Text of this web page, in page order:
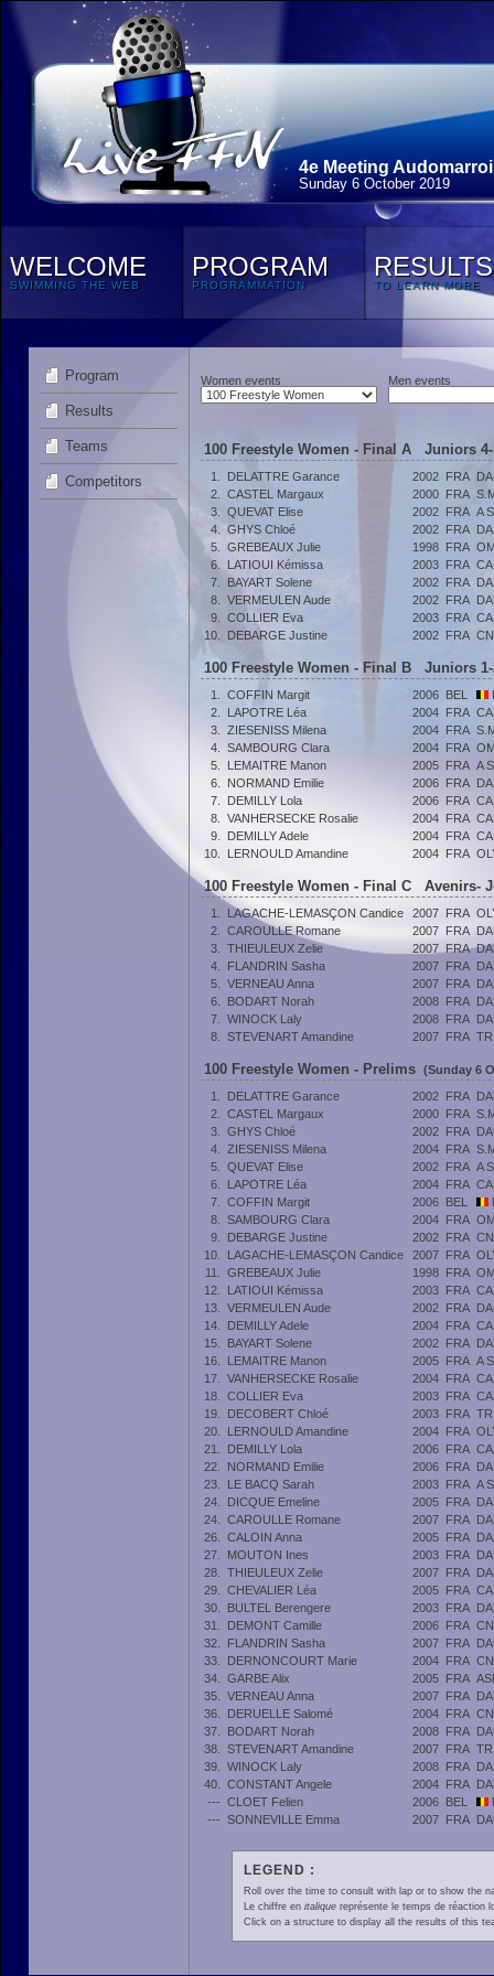
4e Meeting
Sunday 6 October 2019
WELCOME
SWIMMING THE WEB
PROGRAM
PROGRAMMATION
RESULTS
TO LEARN MORE
Program
Results
Teams
Competitors
Women events Men events
100 Freestyle Women - Final A Juniors
1. DELATTRE Garance 2002 FRA
2.
CASTEL Margaux 2000 FRA
3.
QUEVAT Elise 2002 FRA A
4.
GHYS Chloé 2002 FRA
5.
GREBEAUX Julie 1998 FRA
6.
LATIOUI Kémissa 2003 FRA
7.
BAYART Solene 2002 FRA
8.
VERMEULEN Aude 2002 FRA
9.
COLLIER Eva 2003 FRA
10.
DEBARGE Justine 2002 FRA
100 Freestyle Women - Final B Juniors
1. COFFIN Margit 2006 BEL
2.
LAPOTRE Léa 2004 FRA
3.
ZIESENISS Milena 2004 FRA
4.
SAMBOURG Clara 2004 FRA
5.
LEMAITRE Manon 2005 FRA A
6.
NORMAND Emilie 2006 FRA
7.
DEMILLY Lola 2006 FRA
8.
VANHERSECKE Rosalie 2004 FRA
9.
DEMILLY Adele 2004 FRA
10.
LERNOULD Amandine 2004 FRA
100 Freestyle Women - Final C Avenirs-
1. LAGACHE-LEMASÇON Candice 2007 FRA
2.
CAROULLE Romane 2007 FRA
3.
THIEULEUX Zelie 2007 FRA
4.
FLANDRIN Sasha 2007 FRA
5.
VERNEAU Anna 2007 FRA
6.
BODART Norah 2008 FRA
7.
WINOCK Laly 2008 FRA
8.
STEVENART Amandine 2007 FRA
100 Freestyle Women - Prelims (Sunday 6
1.
DELATTRE Garance 2002 FRA
2.
CASTEL Margaux 2000 FRA
3.
GHYS Chloé 2002 FRA
4.
ZIESENISS Milena 2004 FRA
5.
QUEVAT Elise 2002 FRA A
6.
LAPOTRE Léa 2004 FRA
7.
COFFIN Margit 2006 BEL
8.
SAMBOURG Clara 2004 FRA
9.
DEBARGE Justine 2002 FRA
10.
LAGACHE-LEMASÇON Candice 2007 FRA
11.
GREBEAUX Julie 1998 FRA
12.
LATIOUI Kémissa 2003 FRA
13.
VERMEULEN Aude 2002 FRA
14.
DEMILLY Adele 2004 FRA
15.
BAYART Solene 2002 FRA
16.
LEMAITRE Manon 2005 FRA A
17.
VANHERSECKE Rosalie 2004 FRA
18.
COLLIER Eva 2003 FRA
19.
DECOBERT Chloé 2003 FRA
20.
LERNOULD Amandine 2004 FRA
21.
DEMILLY Lola 2006 FRA
22.
NORMAND Emilie 2006 FRA
23.
LE BACQ Sarah 2003 FRA A
24.
DICQUE Emeline 2005 FRA
24.
CAROULLE Romane 2007 FRA
26.
CALOIN Anna 2005 FRA
27.
MOUTON Ines 2003 FRA
28.
THIEULEUX Zelie 2007 FRA
29.
CHEVALIER Léa 2005 FRA
30.
BULTEL Berengere 2003 FRA
31.
DEMONT Camille 2006 FRA
32.
FLANDRIN Sasha 2007 FRA
33.
DERNONCOURT Marie 2004 FRA
34.
GARBE Alix 2005 FRA
35.
VERNEAU Anna 2007 FRA
36.
DERUELLE Salomé 2004 FRA
37.
BODART Norah 2008 FRA
38.
STEVENART Amandine 2007 FRA
39.
WINOCK Laly 2008 FRA
40.
CONSTANT Angele 2004 FRA
--- CLOET Felien 2006 BEL
--- SONNEVILLE Emma 2007 FRA
LEGEND :
Roll over the time to consult with lap or to show the
Le chiffre en italiquereprésente le temps de réaction
Click on a structure to display all the results of this